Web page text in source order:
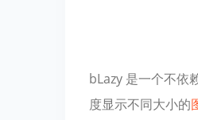
bLazy 是一个不依
度显示不同大小的